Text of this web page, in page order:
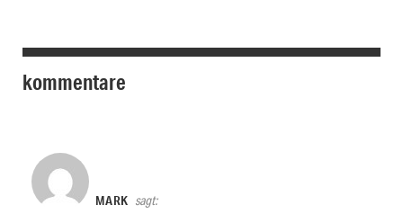
kommentare
MARK sagt: